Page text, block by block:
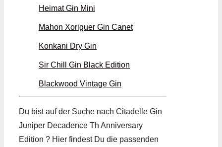
Heimat Gin Mini
Mahon Xoriguer Gin Canet
Konkani Dry Gin
Sir Chill Gin Black Edition
Blackwood Vintage Gin
Du bist auf der Suche nach Citadelle Gin
Juniper Decadence Th Anniversary
Edition ? Hier findest Du die passenden